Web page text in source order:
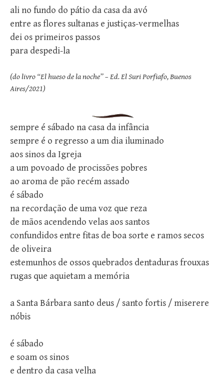
ali no fundo do pátio da casa da avó
entre as flores sultanas e justiças-vermelhas
dei os primeiros passos
para despedi-la
(do livro “El hueso de la noche” – Ed. El Suri Porfiafo, Buenos
Aires/2021)
sempre é sábado na casa da infância
sempre é o regresso a um dia iluminado
aos sinos da Igreja
a um povoado de procissões pobres
ao aroma de pão recém assado
é sábado
na recordação de uma voz que reza
de mãos acendendo velas aos santos
confundidos entre fitas de boa sorte e ramos secos
de oliveira
estemunhos de ossos quebrados dentaduras frouxas
rugas que aquietam a memória
a Santa Bárbara santo deus / santo fortis / miserere
nóbis
é sábado
e soam os sinos
e dentro da casa velha